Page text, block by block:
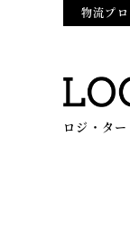
物流プ
ロジ・タ